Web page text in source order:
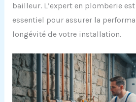
bailleur. L’expert en plomberie
essentiel pour assurer la
longévité de votre installation.